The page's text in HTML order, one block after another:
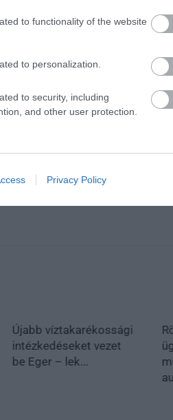
to functionality of the website
to personalization.
to security, including
and other user protection.
Privacy Policy
Újabb víztakarékossági
intézkedéseket vezet
be Eger – lek...